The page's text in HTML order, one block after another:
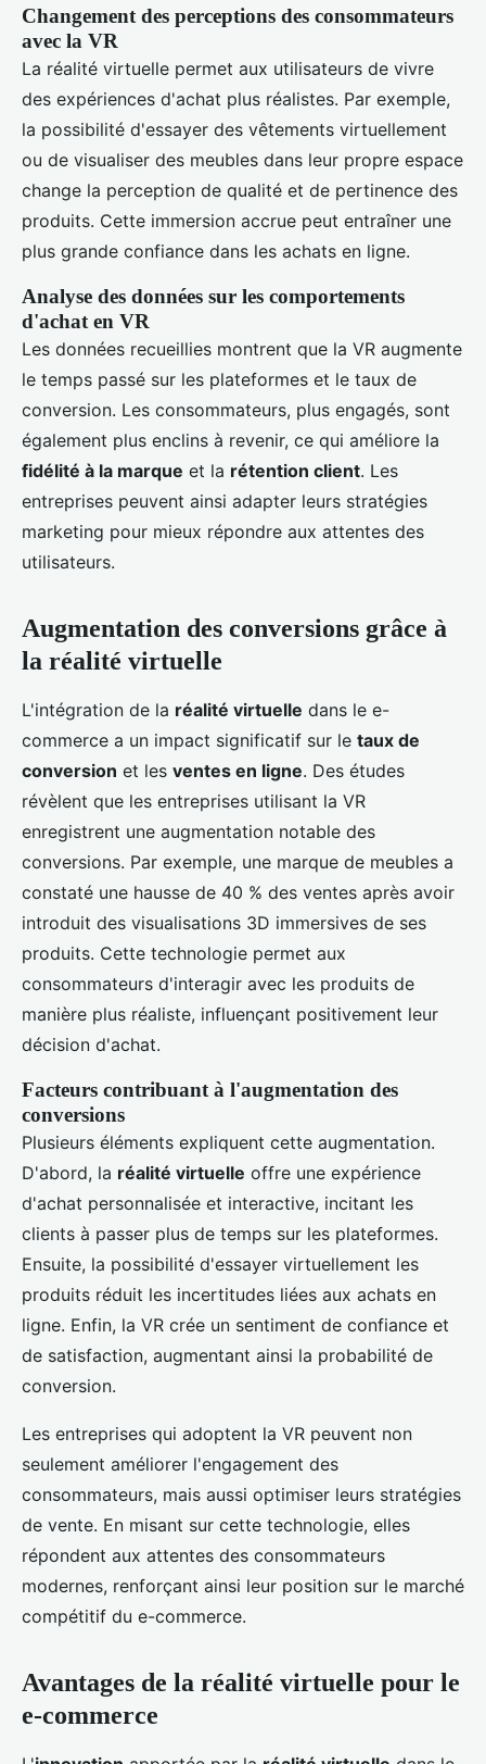
Changement des perceptions des consommateurs
avec la VR
La réalité virtuelle permet aux utilisateurs de vivre
des expériences d'achat plus réalistes. Par exemple,
la possibilité d'essayer des vêtements virtuellement
ou de visualiser des meubles dans leur propre espace
change la perception de qualité et de pertinence des
produits. Cette immersion accrue peut entraîner une
plus grande confiance dans les achats en ligne.
Analyse des données sur les comportements
d'achat en VR
Les données recueillies montrent que la VR augmente
le temps passé sur les plateformes et le taux de
conversion. Les consommateurs, plus engagés, sont
également plus enclins à revenir, ce qui améliore la
fidélité à la marque et la rétention client. Les
entreprises peuvent ainsi adapter leurs stratégies
marketing pour mieux répondre aux attentes des
utilisateurs.
Augmentation des conversions grâce à
la réalité virtuelle
L'intégration de la réalité virtuelle dans le e-
commerce a un impact significatif sur le taux de
conversion et les ventes en ligne. Des études
révèlent que les entreprises utilisant la VR
enregistrent une augmentation notable des
conversions. Par exemple, une marque de meubles a
constaté une hausse de 40 % des ventes après avoir
introduit des visualisations 3D immersives de ses
produits. Cette technologie permet aux
consommateurs d'interagir avec les produits de
manière plus réaliste, influençant positivement leur
décision d'achat.
Facteurs contribuant à l'augmentation des
conversions
Plusieurs éléments expliquent cette augmentation.
D'abord, la réalité virtuelle offre une expérience
d'achat personnalisée et interactive, incitant les
clients à passer plus de temps sur les plateformes.
Ensuite, la possibilité d'essayer virtuellement les
produits réduit les incertitudes liées aux achats en
ligne. Enfin, la VR crée un sentiment de confiance et
de satisfaction, augmentant ainsi la probabilité de
conversion.
Les entreprises qui adoptent la VR peuvent non
seulement améliorer l'engagement des
consommateurs, mais aussi optimiser leurs stratégies
de vente. En misant sur cette technologie, elles
répondent aux attentes des consommateurs
modernes, renforçant ainsi leur position sur le marché
compétitif du e-commerce.
Avantages de la réalité virtuelle pour le
e-commerce